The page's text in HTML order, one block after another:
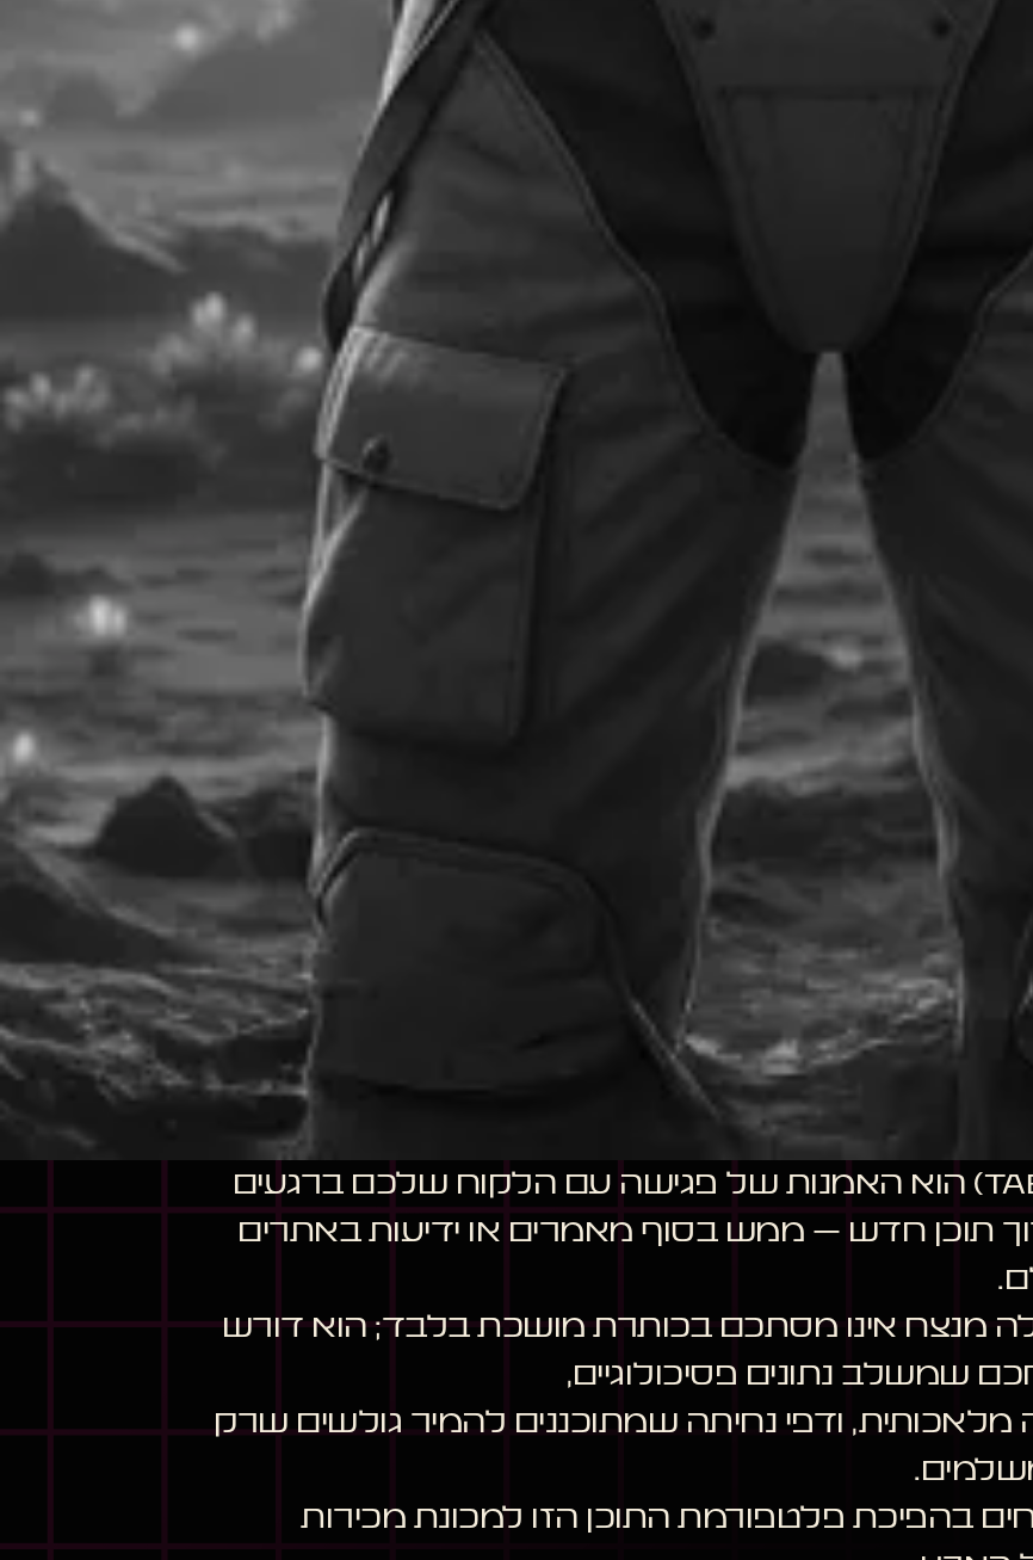
פרסום בטאבולה (Taboola) הוא האמנות של פגישה עם הלקוח שלכם ברגעים
תוכן חדש – ממש בסוף מאמרים או ידיעות באתרים
טאבולה מנצח אינו מסתכם בכותרת מושכת בלבד; הוא דורש
מלאכותית, ודפי נחיתה שמתוכננים להמיר גולשים שרק
בהפיכת פלטפורמת התוכן הזו למכונת מכירות